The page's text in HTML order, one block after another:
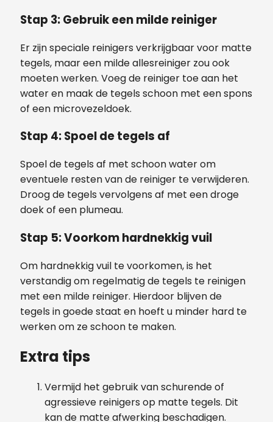
Stap 3: Gebruik een milde reiniger
Er zijn speciale reinigers verkrijgbaar voor matte
tegels, maar een milde allesreiniger zou ook
moeten werken. Voeg de reiniger toe aan het
water en maak de tegels schoon met een spons
of een microvezeldoek.
Stap 4: Spoel de tegels af
Spoel de tegels af met schoon water om
eventuele resten van de reiniger te verwijderen.
Droog de tegels vervolgens af met een droge
doek of een plumeau.
Stap 5: Voorkom hardnekkig vuil
Om hardnekkig vuil te voorkomen, is het
verstandig om regelmatig de tegels te reinigen
met een milde reiniger. Hierdoor blijven de
tegels in goede staat en hoeft u minder hard te
werken om ze schoon te maken.
Extra tips
Vermijd het gebruik van schurende of
agressieve reinigers op matte tegels. Dit
kan de matte afwerking beschadigen.